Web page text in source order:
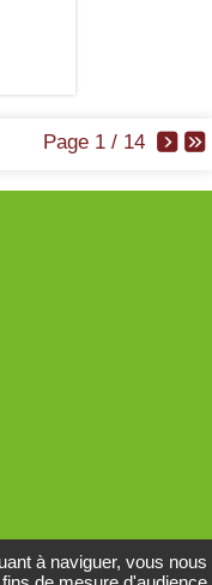
Page 1 / 14
à naviguer, vous nous